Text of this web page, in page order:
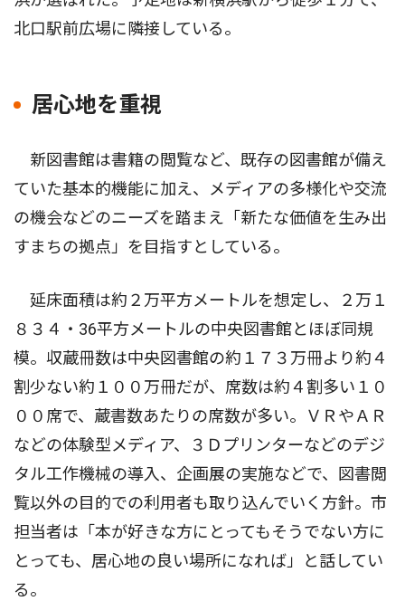
北口駅前広場に隣接している。
居心地を重視
新図書館は書籍の閲覧など、既存の図書館が備え
ていた基本的機能に加え、メディアの多様化や交流
の機会などのニーズを踏まえ「新たな価値を生み出
すまちの拠点」を目指すとしている。
延床面積は約２万平方メートルを想定し、２万１
８３４・36平方メートルの中央図書館とほぼ同規
模。収蔵冊数は中央図書館の約１７３万冊より約４
割少ない約１００万冊だが、席数は約４割多い１０
００席で、蔵書数あたりの席数が多い。ＶＲやＡＲ
などの体験型メディア、３Ｄプリンターなどのデジ
タル工作機械の導入、企画展の実施などで、図書閲
覧以外の目的での利用者も取り込んでいく方針。市
担当者は「本が好きな方にとってもそうでない方に
とっても、居心地の良い場所になれば」と話してい
る。